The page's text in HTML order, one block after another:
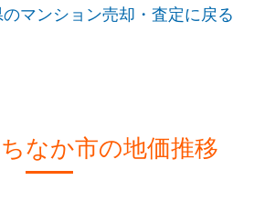
マンション売却・査定に戻る
なか市の地価推移